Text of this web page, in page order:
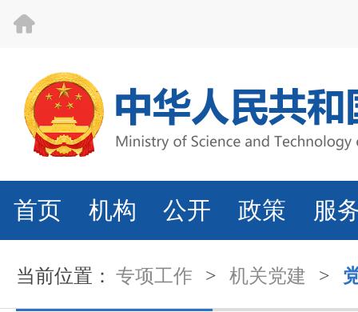
首页 机构 公开 政策 服
当前位置： 专项工作 > 机关党建 >